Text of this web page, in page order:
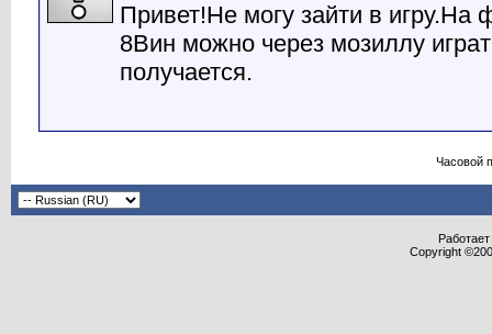
Привет!Не могу зайти в игру.На
8Вин можно через мозиллу
получается.
Часовой
Copyright